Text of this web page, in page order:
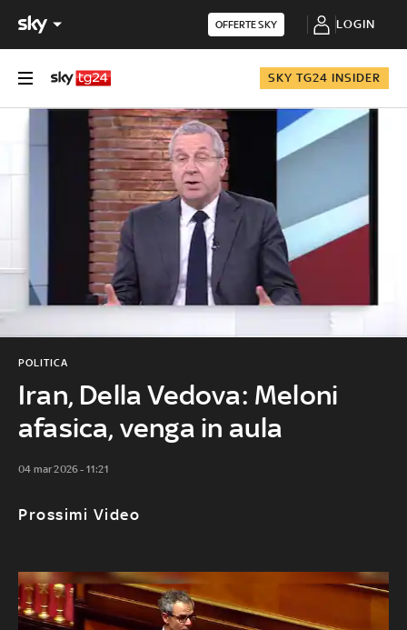
OFFERTE SKY LOGIN
SKY TG24 INSIDER
Iran, Della Vedova: Meloni
afasica, venga in aula
POLITICA
04 mar 2026 - 11:21
Prossimi Video